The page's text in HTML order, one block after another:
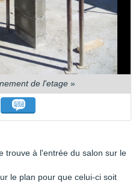
de l'etage»
trouve à l'entrée du salon sur le
le plan pour que celui-ci soit